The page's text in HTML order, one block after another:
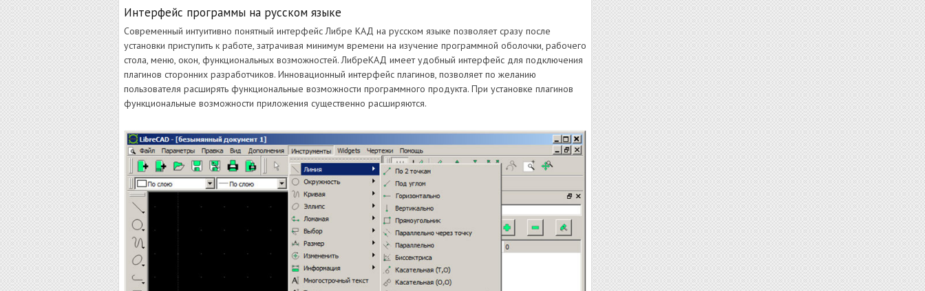
Интерфейс программы на русском языке
Современный интуитивно понятный интерфейс Либре КАД на русском языке позволяет сразу после
установки приступить к работе, затрачивая минимум времени на изучение программной оболочки, рабочего
стола, меню, окон, функциональных возможностей. ЛибреКАД имеет удобный интерфейс для подключения
плагинов сторонних разработчиков. Инновационный интерфейс плагинов, позволяет по желанию
пользователя расширять функциональные возможности программного продукта. При установке плагинов
функциональные возможности приложения существенно расширяются.